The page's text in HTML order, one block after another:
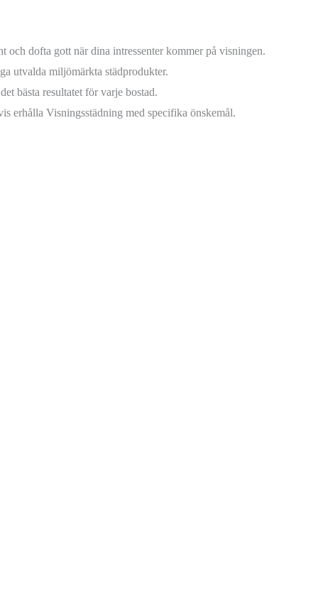
dofta gott när dina intressenter kommer på visningen.
utvalda miljömärkta städprodukter.
bästa resultatet för varje bostad.
erhålla Visningsstädning med specifika önskemål.